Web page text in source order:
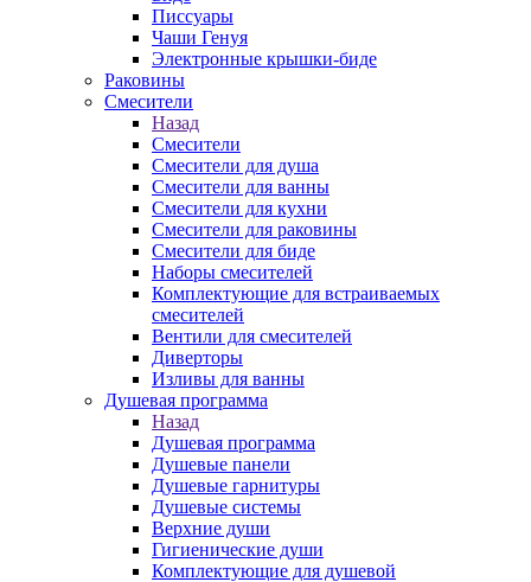
Писсуары
Чаши Генуя
Электронные крышки-биде
Раковины
Смесители
Назад
Смесители
Смесители для душа
Смесители для ванны
Смесители для кухни
Смесители для раковины
Смесители для биде
Наборы смесителей
Комплектующие для встраиваемых
смесителей
Вентили для смесителей
Диверторы
Изливы для ванны
Душевая программа
Назад
Душевая программа
Душевые панели
Душевые гарнитуры
Душевые системы
Верхние души
Гигиенические души
Комплектующие для душевой